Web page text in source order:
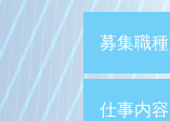
募集職種
仕事内容